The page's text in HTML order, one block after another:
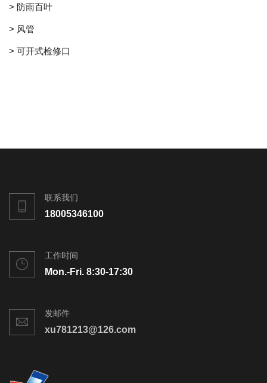
> 防雨百叶
> 风管
> 可开式检修口
联系我们
18005346100
工作时间
Mon.-Fri. 8:30-17:30
发邮件
xu781213@126.com